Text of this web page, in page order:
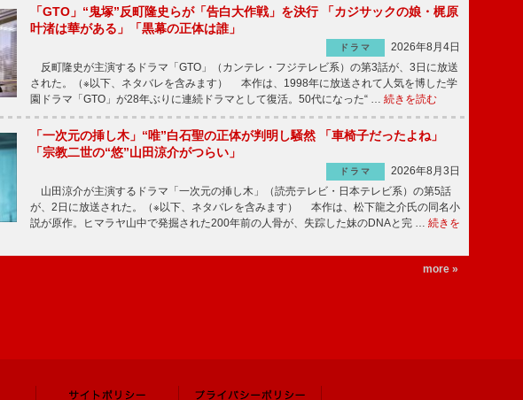
「GTO」“鬼塚”反町隆史らが「告白大作戦」を決行 「カジサックの娘・梶原
叶渚は華がある」「黒幕の正体は誰」
ドラマ
2026年8月4日
反町隆史が主演するドラマ「GTO」（カンテレ・フジテレビ系）の第3話が、3日に放送
された。（※以下、ネタバレを含みます） 本作は、1998年に放送されて人気を博した学
園ドラマ「GTO」が28年ぶりに連続ドラマとして復活。50代になった“ … 続きを読む
「一次元の挿し木」“唯”白石聖の正体が判明し騒然 「車椅子だったよね」
「宗教二世の“悠”山田涼介がつらい」
ドラマ
2026年8月3日
山田涼介が主演するドラマ「一次元の挿し木」（読売テレビ・日本テレビ系）の第5話
が、2日に放送された。（※以下、ネタバレを含みます） 本作は、松下龍之介氏の同名小
説が原作。ヒマラヤ山中で発掘された200年前の人骨が、失踪した妹のDNAと完 … 続きを
more »